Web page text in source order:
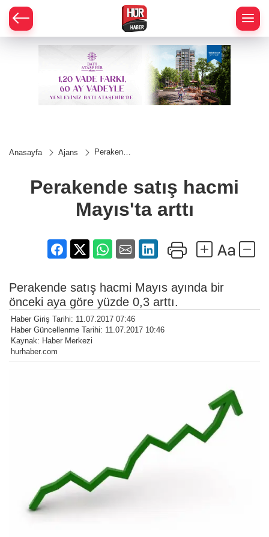
Anasayfa Ajans
Perakende
Mayıs'ta
arttı
Perakende satış hacmi
Mayıs'ta arttı
Perakende satış hacmi Mayıs ayında bir
önceki aya göre yüzde 0,3 arttı.
Haber Giriş Tarihi: 11.07.2017 07:46
Haber Güncellenme Tarihi: 11.07.2017 10:46
Kaynak: Haber Merkezi
hurhaber.com